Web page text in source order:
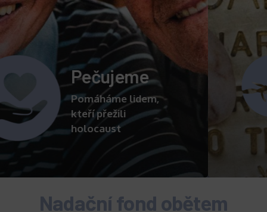
Připomínáme
Podporujeme vzdělávací a
pietní akce
připomínající oběti
holocaustu
Nadační fond obětem